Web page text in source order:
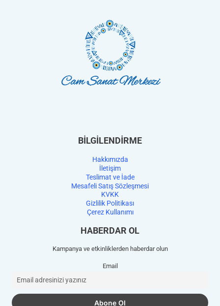
BİLGİLENDİRME
Hakkımızda
İletişim
Teslimat ve İade
Mesafeli Satış Sözleşmesi
KVKK
Gizlilik Politikası
Çerez Kullanımı
HABERDAR OL
Kampanya ve etkinliklerden haberdar olun
Email